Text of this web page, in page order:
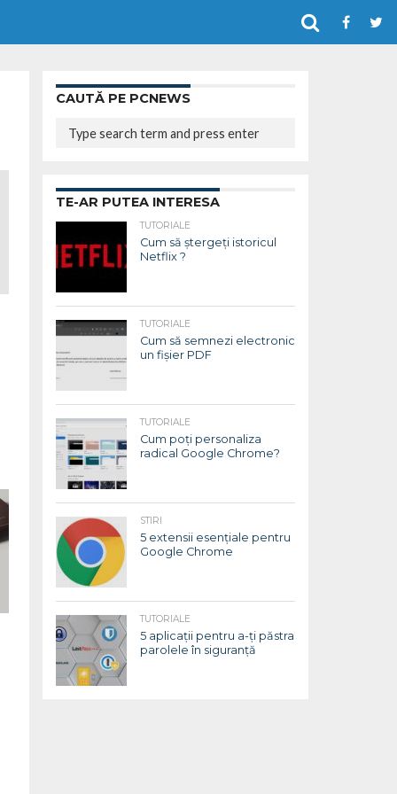
CAUTĂ PE PCNEWS
TE-AR PUTEA INTERESA
TUTORIALE
Cum să ștergeți istoricul
Netflix ?
TUTORIALE
Cum să semnezi electronic
un fișier PDF
TUTORIALE
Cum poți personaliza
radical Google Chrome?
STIRI
5 extensii esențiale pentru
Google Chrome
TUTORIALE
5 aplicații pentru a-ți păstra
parolele în siguranță